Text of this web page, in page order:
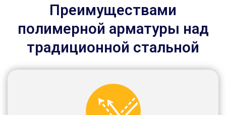
Преимуществами
полимерной арматуры над
традиционной стальной